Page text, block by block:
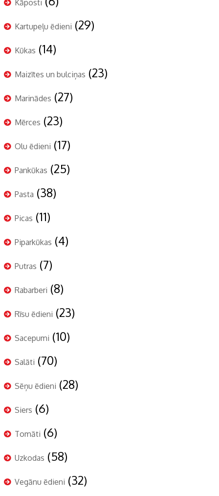
Kāposti
Kartupeļu ēdieni (29)
Kūkas (14)
Maizītes un bulciņas (23)
Marinādes (27)
Mērces (23)
Olu ēdieni (17)
Pankūkas (25)
Pasta (38)
Picas (11)
Piparkūkas (4)
Putras (7)
Rabarberi (8)
Rīsu ēdieni (23)
Sacepumi (10)
Salāti (70)
Sēņu ēdieni (28)
Siers (6)
Tomāti (6)
Uzkodas (58)
Vegānu ēdieni (32)